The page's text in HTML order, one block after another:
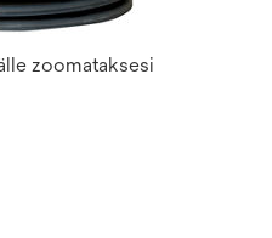
zoomataksesi